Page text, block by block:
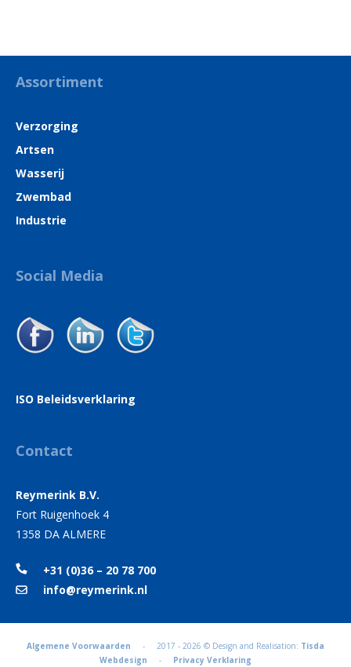
Assortiment
Verzorging
Artsen
Wasserij
Zwembad
Industrie
Social Media
ISO Beleidsverklaring
Contact
Reymerink B.V.
Fort Ruigenhoek 4
1358 DA ALMERE
+31 (0)36 – 20 78 700
info@reymerink.nl
Algemene Voorwaarden - 2017 - 2026 © Design and Realisation: Tisda
Webdesign - Privacy Verklaring